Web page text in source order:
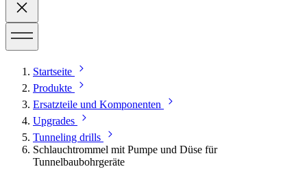
Startseite
Produkte
Ersatzteile und Komponenten
Upgrades
Tunneling drills
Schlauchtrommel mit Pumpe und Düse für
Tunnelbaubohrgeräte